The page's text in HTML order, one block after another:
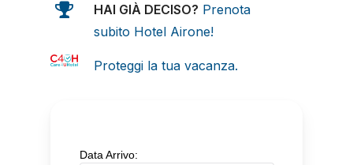
HAI GIÀ DECISO? Prenota
subito Hotel Airone!
Proteggi la tua vacanza.